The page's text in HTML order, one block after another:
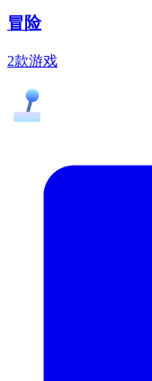
冒险
2款游戏